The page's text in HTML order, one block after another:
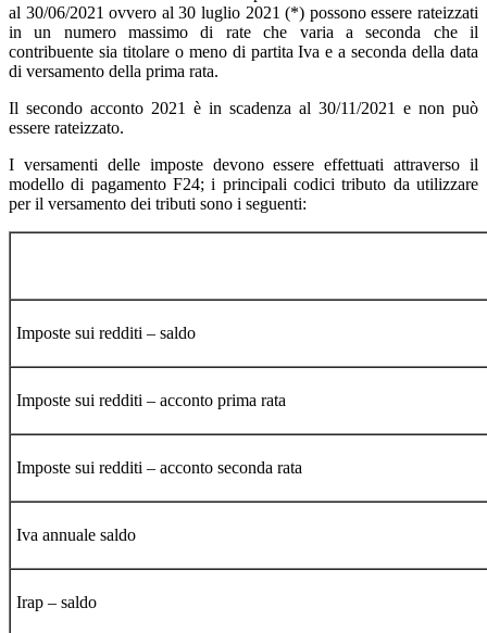
al 30/06/2021 ovvero al 30 luglio 2021 (*) possono essere rateizzati
in un numero massimo di rate che varia a seconda che il
contribuente sia titolare o meno di partita Iva e a seconda della data
di versamento della prima rata.
Il secondo acconto 2021 è in scadenza al 30/11/2021 e non può
essere rateizzato.
I versamenti delle imposte devono essere effettuati attraverso il
modello di pagamento F24; i principali codici tributo da utilizzare
per il versamento dei tributi sono i seguenti:
Imposte sui redditi – saldo
Imposte sui redditi – acconto prima rata
Imposte sui redditi – acconto seconda rata
Iva annuale saldo
Irap – saldo